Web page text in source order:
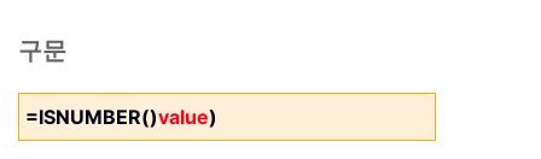
구문
=ISNUMBER()value)